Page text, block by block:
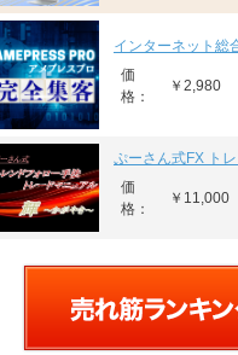
インターネット
価
格：
￥2,980
ぷーさん式FX ト
価
格：
￥11,000